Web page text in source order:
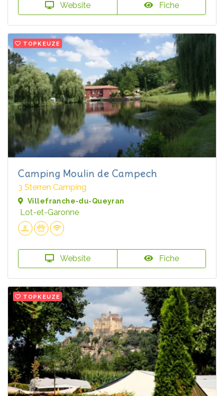
Website Fiche
TOPKEUZE
Camping Moulin de Campech
3 Sterren Camping
Villefranche-du-Queyran
Lot-et-Garonne
Website Fiche
TOPKEUZE